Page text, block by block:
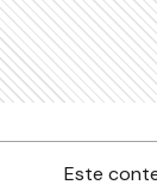
Este